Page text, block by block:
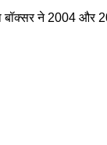
बॉक्सर ने 2004 और